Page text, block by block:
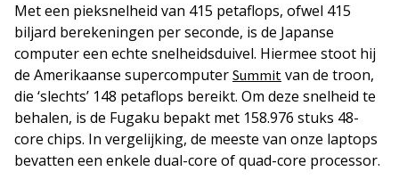
Met een pieksnelheid van 415 petaflops, ofwel 415
biljard berekeningen per seconde, is de Japanse
computer een echte snelheidsduivel. Hiermee stoot hij
de Amerikaanse supercomputer Summit van de troon,
die ‘slechts’ 148 petaflops bereikt. Om deze snelheid te
behalen, is de Fugaku bepakt met 158.976 stuks 48-
core chips. In vergelijking, de meeste van onze laptops
bevatten een enkele dual-core of quad-core processor.